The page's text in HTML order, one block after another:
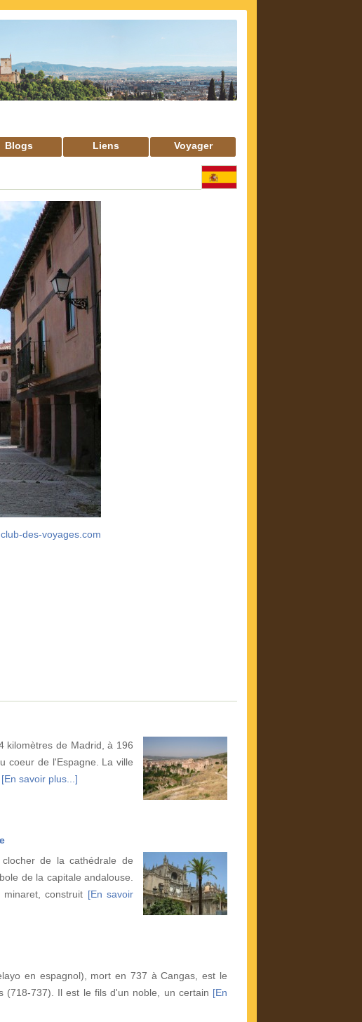
Blogs Liens Voyager
des-voyages.com
kilomètres de Madrid, à 196
coeur de l'Espagne. La ville
[En savoir plus...]
de la cathédrale de
de la capitale andalouse.
construit [En savoir
en espagnol), mort en 737 à Cangas, est le
(718-737). Il est le fils d'un noble, un certain [En